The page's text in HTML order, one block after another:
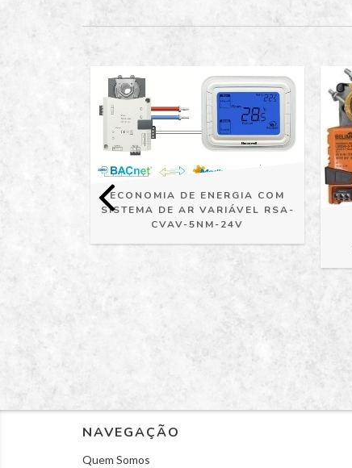
ECONOMIA DE ENERGIA COM
SISTEMA DE AR VARIÁVEL RSA-
CVAV-5NM-24V
NAVEGAÇÃO
Quem Somos